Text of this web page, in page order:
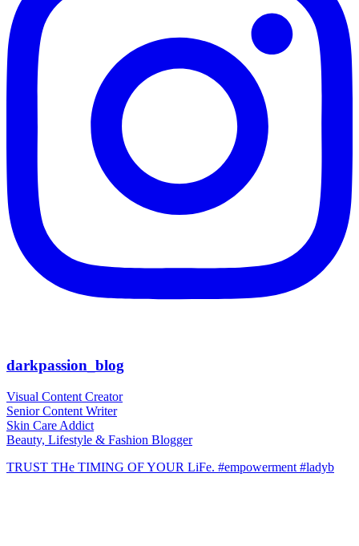
darkpassion_blog
Visual Content Creator
Senior Content Writer
Skin Care Addict
Beauty, Lifestyle & Fashion Blogger
TRUST THe TIMING OF YOUR LiFe. #empowerment #ladyb